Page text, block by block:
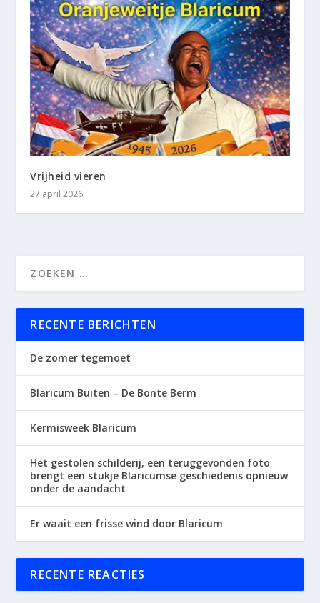
Vrijheid vieren
27 april 2026
RECENTE BERICHTEN
De zomer tegemoet
Blaricum Buiten – De Bonte Berm
Kermisweek Blaricum
Het gestolen schilderij, een teruggevonden foto
brengt een stukje Blaricumse geschiedenis opnieuw
onder de aandacht
Er waait een frisse wind door Blaricum
RECENTE REACTIES